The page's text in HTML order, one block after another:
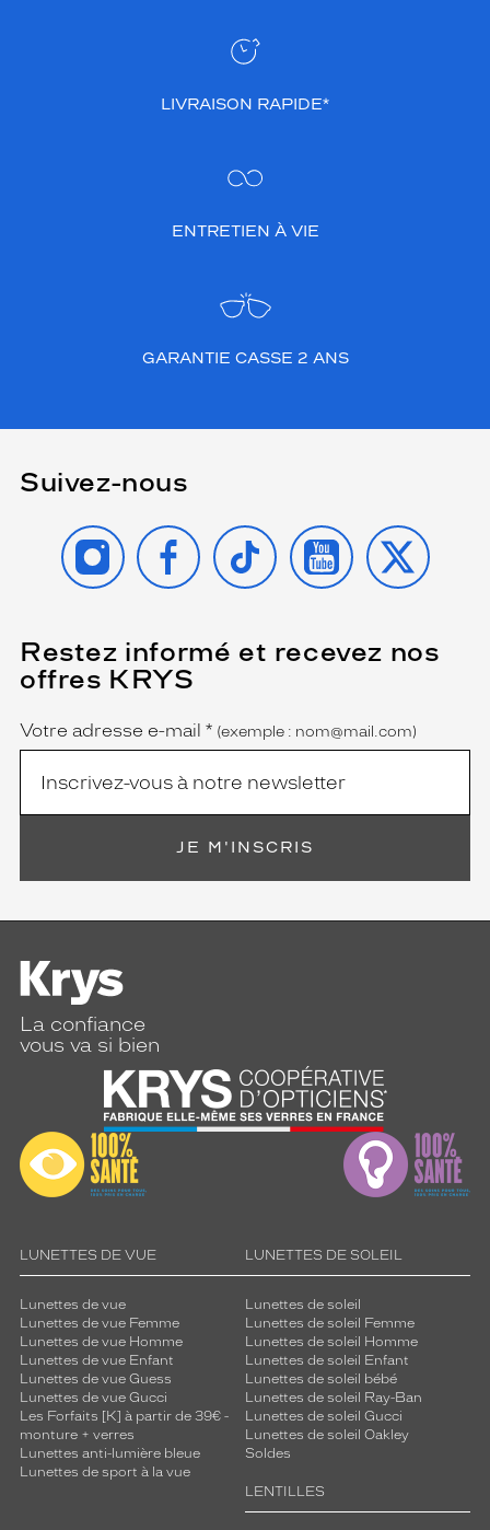
LIVRAISON RAPIDE*
ENTRETIEN À VIE
GARANTIE CASSE 2 ANS
Suivez-nous
INSTAGRAMFACEBOOK
TIKTOK YOUTUBE
X
Restez informé et recevez nos
offres KRYS
Name
Votre adresse e-mail *
(Ce
champ
est
(exemple : nom@mail.com)
JE M'INSCRIS
La confiance
vous va si bien
LUNETTES DE VUE
Lunettes de vue
Lunettes de vue Femme
Lunettes de vue Homme
Lunettes de vue Enfant
Lunettes de vue Guess
Lunettes de vue Gucci
Les Forfaits [K] à partir de 39€ -
monture + verres
Lunettes anti-lumière bleue
Lunettes de sport à la vue
LUNETTES DE SOLEIL
Lunettes de soleil
Lunettes de soleil Femme
Lunettes de soleil Homme
Lunettes de soleil Enfant
Lunettes de soleil bébé
Lunettes de soleil Ray-Ban
Lunettes de soleil Gucci
Lunettes de soleil Oakley
Soldes
LENTILLES